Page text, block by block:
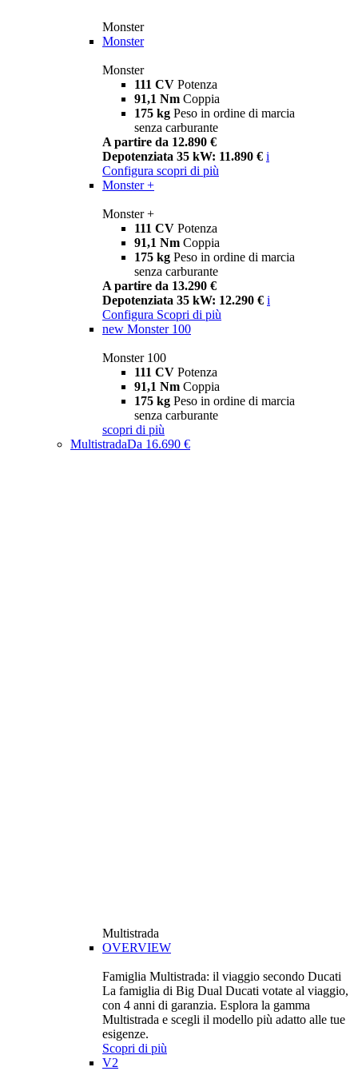
Monster
Monster
Monster
111 CV Potenza
91,1 Nm Coppia
175 kg Peso in ordine di marcia
senza carburante
A partire da 12.890 €
Depotenziata 35 kW: 11.890 € i
Configura scopri di più
Monster +
Monster +
111 CV Potenza
91,1 Nm Coppia
175 kg Peso in ordine di marcia
senza carburante
A partire da 13.290 €
Depotenziata 35 kW: 12.290 € i
Configura Scopri di più
new Monster 100
Monster 100
111 CV Potenza
91,1 Nm Coppia
175 kg Peso in ordine di marcia
senza carburante
scopri di più
MultistradaDa 16.690 €
Multistrada
OVERVIEW
Famiglia Multistrada: il viaggio secondo Ducati
La famiglia di Big Dual Ducati votate al viaggio,
con 4 anni di garanzia. Esplora la gamma
Multistrada e scegli il modello più adatto alle tue
esigenze.
Scopri di più
V2